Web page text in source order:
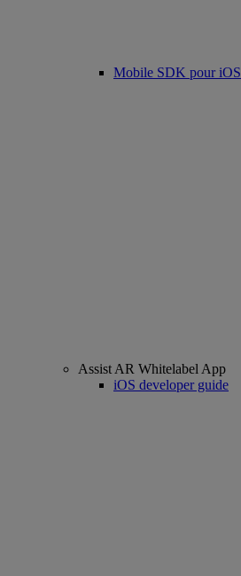
Mobile SDK pour iOS
Assist AR Whitelabel App
iOS developer guide